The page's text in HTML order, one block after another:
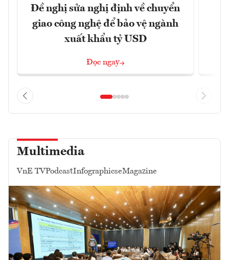
Đề nghị sửa nghị định về chuyển
giao công nghệ để bảo vệ ngành
xuất khẩu tỷ USD
Đọc ngay
Multimedia
VnE TVPodcastInfographicseMagazine